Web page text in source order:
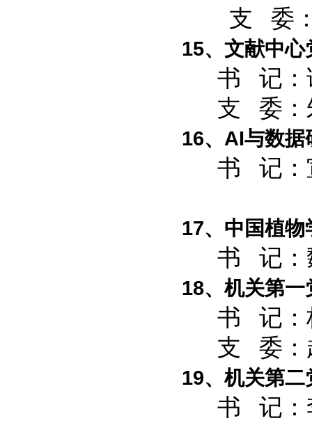
支 委：
15、文献中心
书 记：
支 委：
16、AI与数
书 记
17、中国植
书 记：
18、机关第
书 记：
支 委
19、机关第二
书 记